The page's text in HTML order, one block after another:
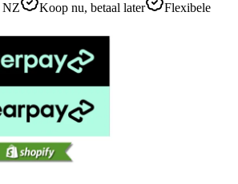
NZ
Koop nu, betaal later
Flexibele